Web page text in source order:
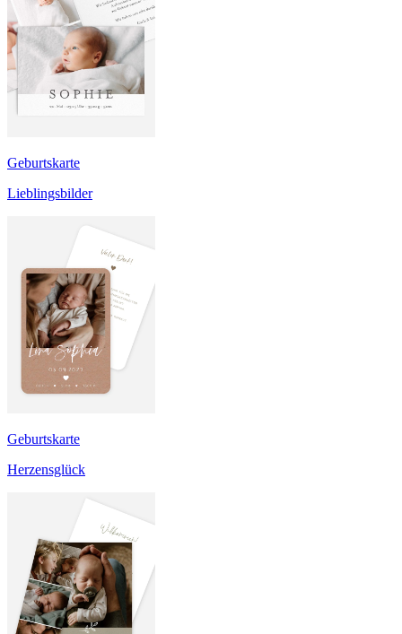
Geburtskarte
Lieblingsbilder
Geburtskarte
Herzensglück